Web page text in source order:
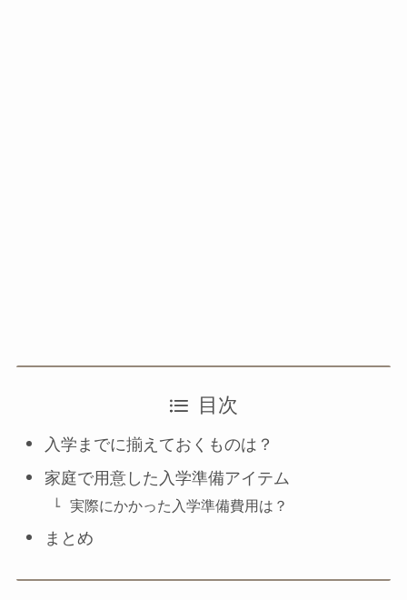
目次
入学までに揃えておくものは？
家庭で用意した入学準備アイテム
実際にかかった入学準備費用は？
まとめ